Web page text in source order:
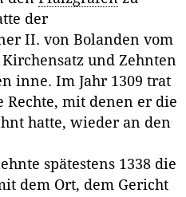
der
II. von Bolanden vom
und Zehnten
inne. Im Jahr 1309 trat
Rechte, mit denen er die
hatte, wieder an den
spätestens 1338 die
dem Ort, dem Gericht